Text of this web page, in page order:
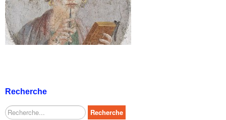
Recherche
Rechercher Recherche